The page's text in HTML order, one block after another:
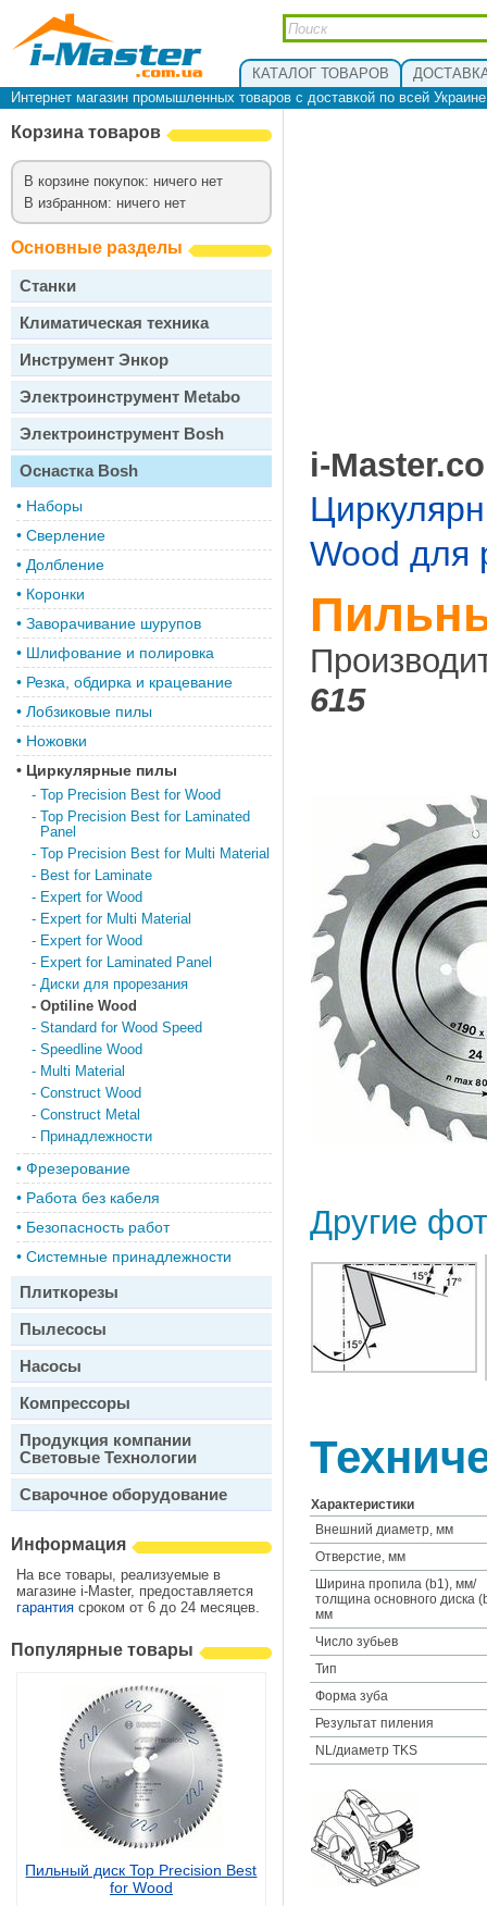
КАТАЛОГ ТОВАРОВ
Интернет магазин промышленных товаров с доставкой по всей
Корзина товаров
В корзине покупок: ничего нет
В избранном: ничего нет
Основные разделы
Станки
Климатическая техника
Инструмент Энкор
Электроинструмент Metabo
Электроинструмент Bosh
Оснастка Bosh
• Наборы
• Сверление
• Долбление
• Коронки
• Заворачивание шурупов
• Шлифование и полировка
• Резка, обдирка и крацевание
• Лобзиковые пилы
• Ножовки
• Циркулярные пилы
- Top Precision Best for Wood
- Top Precision Best for Laminated
Panel
- Top Precision Best for Multi Material
- Best for Laminate
- Expert for Wood
- Expert for Multi Material
- Expert for Wood
- Expert for Laminated Panel
- Диски для прорезания
- Optiline Wood
- Standard for Wood Speed
- Speedline Wood
- Multi Material
- Construct Wood
- Construct Metal
- Принадлежности
• Фрезерование
• Работа без кабеля
• Безопасность работ
• Системные принадлежности
Плиткорезы
Пылесосы
Насосы
Компрессоры
Продукция компании
Световые Технологии
Сварочное оборудование
Информация
На все товары, реализуемые в
магазине i-Master, предоставляется
гарантия сроком от 6 до 24 месяцев.
Популярные товары
Пильный диск Top Precision Best
for Wood
i-
Wood для
615
Другие
Характеристики
Внешний диаметр, мм
Отверстие, мм
Ширина пропила (b1), мм/
толщина основного диска
мм
Число зубьев
Тип
Форма зуба
Результат пиления
NL/диаметр TKS